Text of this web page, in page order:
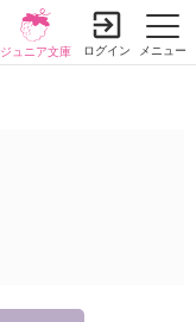
メニュー
ジュニア文庫 ログイン